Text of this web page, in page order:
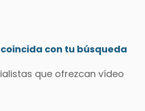
con tu búsqueda
que ofrezcan vídeo